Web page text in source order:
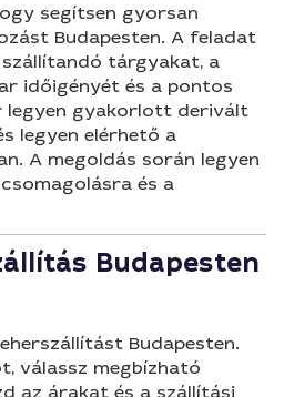
segítsen gyorsan
Budapesten. A feladat
tárgyakat, a
időigényét és a pontos
legyen gyakorlott derivált
legyen elérhető a
A megoldás során legyen
és a
Budapesten
Budapesten.
válassz megbízható
az árakat és a szállítási